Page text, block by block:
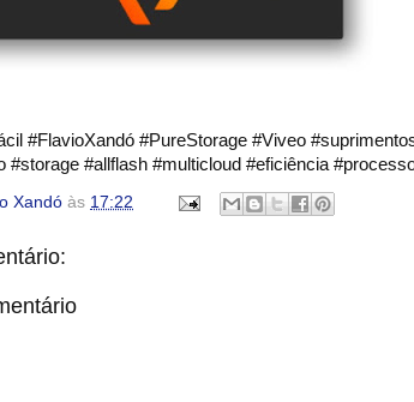
#FlavioXandó #PureStorage #Viveo
#storage #allflash #multicloud #eficiência
Xandó às 17:22